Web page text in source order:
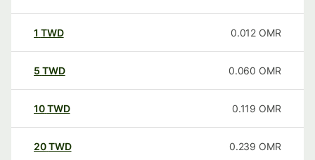
1 TWD 0.012 OMR
5 TWD 0.060 OMR
10TWD 0.119 OMR
20TWD 0.239 OMR